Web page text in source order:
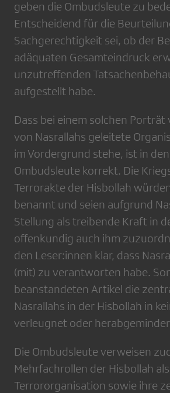
geben die Ombudsleute zu
Entscheidend für die
Sachgerechtigkeit sei, ob der
adäquaten Gesamteindruck
unzutreffenden
aufgestellt habe.
Dass bei einem solchen Porträt
von Nasrallahs geleitete
im Vordergrund stehe, ist in
Ombudsleute korrekt. Die
Terrorakte der Hisbollah
benannt und seien aufgrund
Stellung als treibende Kraft in
offenkundig auch ihm
den Leser:innen klar, dass
(mit) zu verantworten habe.
beanstandeten Artikel die
Nasrallahs in der Hisbollah in
verleugnet oder
Die Ombudsleute verweisen
Mehrfachrollen der Hisbollah
Terrororganisation sowie ihre